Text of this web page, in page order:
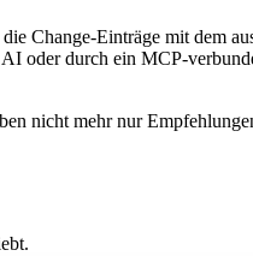
Change-Einträge mit dem
oder durch ein MCP-
nicht mehr nur